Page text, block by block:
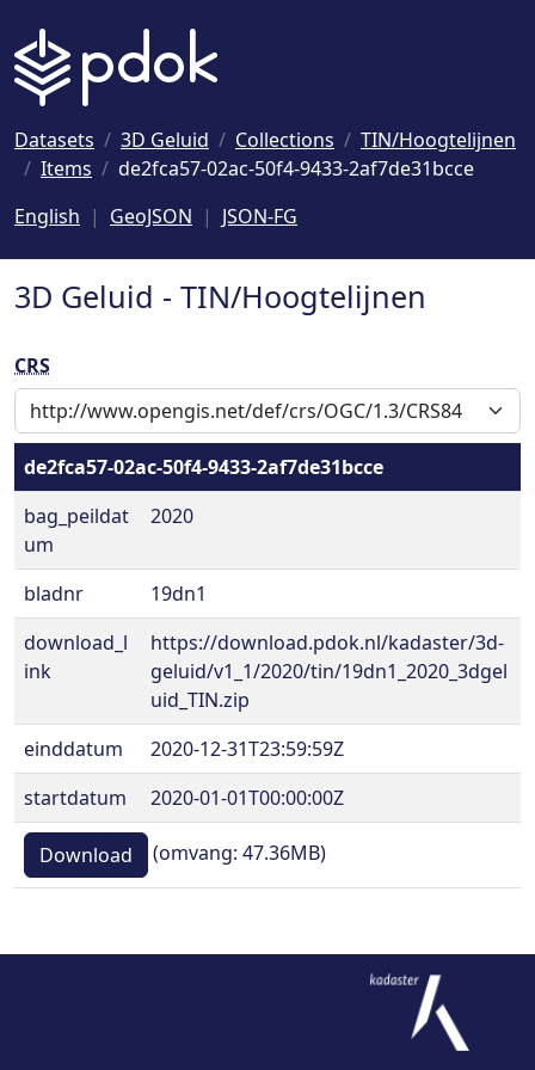
Datasets 3D Geluid Collections
TIN/Hoogtelijnen
Items
de2fca57-02ac-50f4-9433-2af7de31bcce
English
GeoJSON JSON-FG
3D Geluid - TIN/Hoogtelijnen
CRS
de2fca57-02ac-50f4-9433-2af7de31bcce
bag_peildat
um
2020
bladnr
19dn1
download_l
ink
https://download.pdok.nl/kadaster/3d-
geluid/v1_1/2020/tin/19dn1_2020_3dgel
uid_TIN.zip
einddatum
2020-12-31T23:59:59Z
startdatum
2020-01-01T00:00:00Z
Download (omvang: 47.36MB)